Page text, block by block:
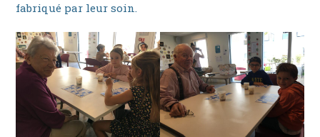
fabriqué par leur soin.